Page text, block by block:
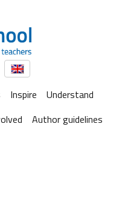
Inspire
Understand
Author guidelines